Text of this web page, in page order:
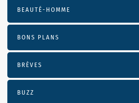
BEAUTÉ-HOMME
BONS PLANS
BRÈVES
BUZZ